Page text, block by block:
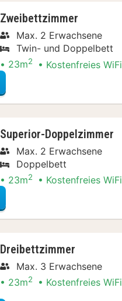
Zweibettzimmer
Max. 2 Erwachsene
Twin- und Doppelbett
23m2 Kostenfreies WiFi
Superior-Doppelzimmer
Max. 2 Erwachsene
Doppelbett
23m2 Kostenfreies WiFi
Dreibettzimmer
Max. 3 Erwachsene
23m2 Kostenfreies WiFi